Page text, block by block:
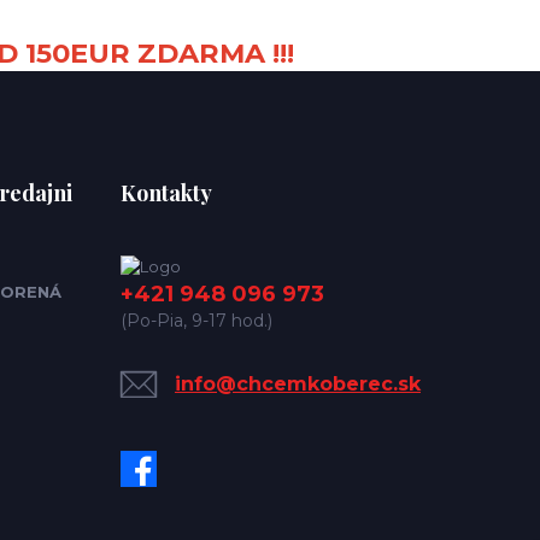
ZDARMA !!!
Kontakty
+421 948 096 973
(Po-Pia, 9-17 hod.)
info@chcemkoberec.sk